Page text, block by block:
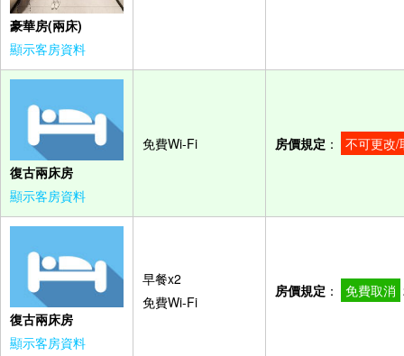
豪華房(兩床)
顯示客房資料
復古兩床房
顯示客房資料
免費Wi-Fi 房價規定 ： 不可更改/
復古兩床房
顯示客房資料
早餐x2
免費Wi-Fi
房價規定 ： 免費取消